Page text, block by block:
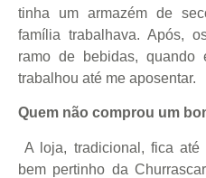
tinha um armazém de
família trabalhava. Após,
ramo de bebidas,
trabalhou até me aposentar.
Quem não comprou um
A loja, tradicional, fica
bem pertinho da